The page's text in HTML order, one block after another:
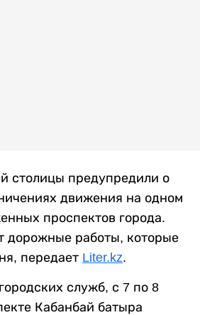
столицы предупредили о
движения на одном
проспектов города.
дорожные работы, которые
передает Liter.kz.
служб, с 7 по 8
Кабанбай батыра